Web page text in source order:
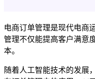
电商订单管理是现代电商
管理不仅能提高客户满意
本。
随着人工智能技术的发展